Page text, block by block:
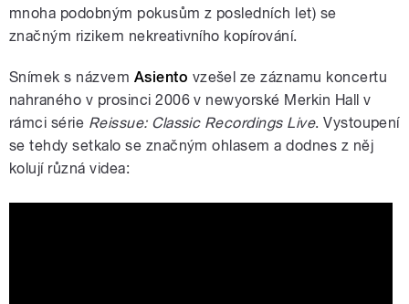
mnoha podobným pokusům z posledních let) se
značným rizikem nekreativního kopírování.
Snímek s názvem Asiento vzešel ze záznamu koncertu
nahraného v prosinci 2006 v newyorské Merkin Hall v
rámci série Reissue: Classic Recordings Live. Vystoupení
se tehdy setkalo se značným ohlasem a dodnes z něj
kolují různá videa: